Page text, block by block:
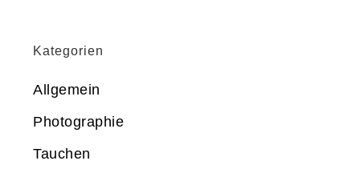
Kategorien
Allgemein
Photographie
Tauchen